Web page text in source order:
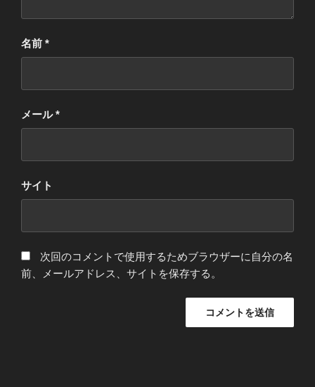
名前 *
メール*
サイト
次回のコメントで使用するためブラウザーに自分の名
前、メールアドレス、サイトを保存する。